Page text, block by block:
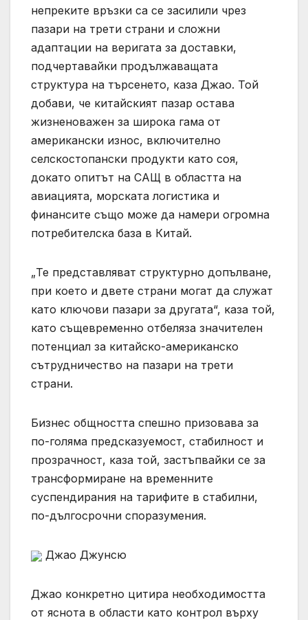
непреките връзки са се засилили чрез
пазари на трети страни и сложни
адаптации на веригата за доставки,
подчертавайки продължаващата
структура на търсенето, каза Джао. Той
добави, че китайският пазар остава
жизненоважен за широка гама от
американски износ, включително
селскостопански продукти като соя,
докато опитът на САЩ в областта на
авиацията, морската логистика и
финансите също може да намери огромна
потребителска база в Китай.
„Те представляват структурно допълване,
при което и двете страни могат да служат
като ключови пазари за другата“, каза той,
като същевременно отбеляза значителен
потенциал за китайско-американско
сътрудничество на пазари на трети
страни.
Бизнес общността спешно призовава за
по-голяма предсказуемост, стабилност и
прозрачност, каза той, застъпвайки се за
трансформиране на временните
суспендирания на тарифите в стабилни,
по-дългосрочни споразумения.
Джао Джунсю
Джао конкретно цитира необходимостта
от яснота в области като контрол върху